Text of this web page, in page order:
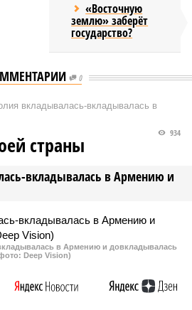
«Восточную
землю» заберёт
государство?
0
вкладывалась-вкладывалась в
вкладывалась в Армению и
934
страны
в Армению и довкладывалась
Deep Vision)